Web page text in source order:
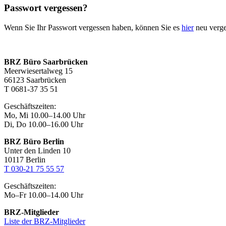
Passwort vergessen?
Wenn Sie Ihr Passwort vergessen haben, können Sie es hierneu
BRZ Büro Saarbrücken
Meerwiesertalweg 15
66123 Saarbrücken
T 0681-37 35 51
Geschäftszeiten:
Mo, Mi 10.00–14.00 Uhr
Di, Do 10.00–16.00 Uhr
BRZ Büro Berlin
Unter den Linden 10
10117 Berlin
T 030-21 75 55 57
Geschäftszeiten:
Mo–Fr 10.00–14.00 Uhr
BRZ-Mitglieder
Liste der BRZ-Mitglieder